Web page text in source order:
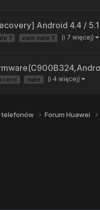
Android 4.4 / 5.1
7 cwm mate 7 (i 7 więcej)
mate (i 4 więcej)
telefonów Forum Huawei